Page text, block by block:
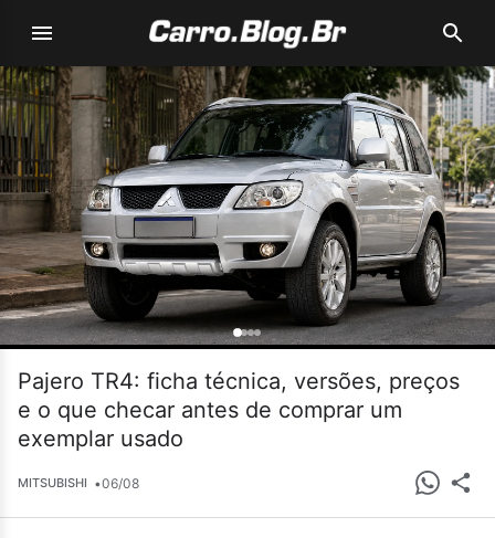
Pajero TR4: ficha técnica, versões, preços
e o que checar antes de comprar um
exemplar usado
MITSUBISHI •06/08